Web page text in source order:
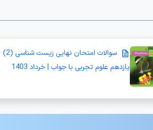
سوالات امتحان نهایی زیست شناسی (2)
یازدهم علوم تجربی با جواب | خرداد 1403